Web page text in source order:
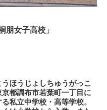
朋女子高校」
ほうじょしちゅうがっこ
都調布市若葉町一丁目に
私立中学校・高等学校。